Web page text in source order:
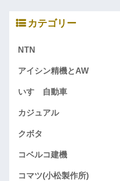
カテゴリー
NTN
アイシン精機とAW
いすゞ自動車
カジュアル
クボタ
コベルコ建機
コマツ(小松製作所)